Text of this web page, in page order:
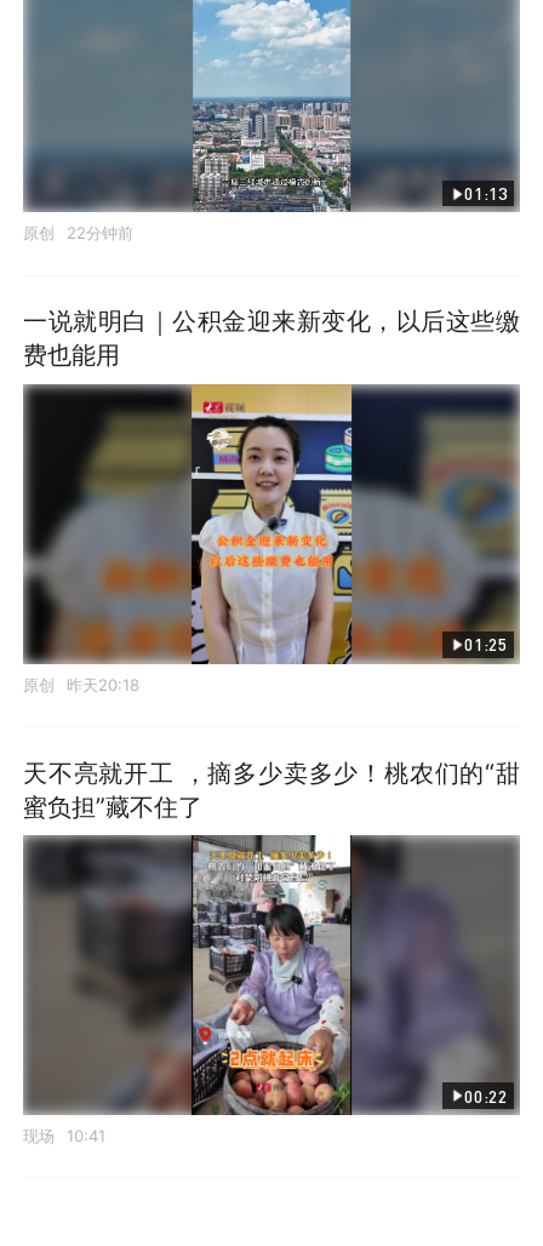
01:13
原创 22分钟前
一说就明白｜公积金迎来新变化，以后这些缴
费也能用
01:25
原创 昨天20:18
天不亮就开工 ，摘多少卖多少！桃农们的“甜
蜜负担”藏不住了
00:22
现场 10:41